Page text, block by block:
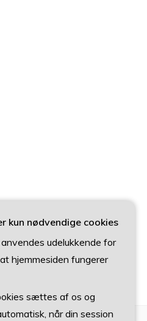
kun nødvendige cookies
udelukkende for
hjemmesiden fungerer
sættes af os og
når din session